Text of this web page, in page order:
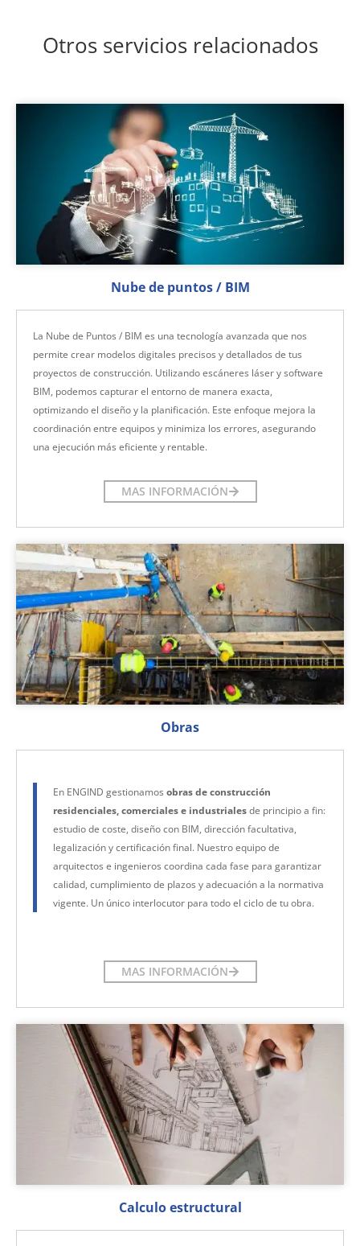
Otros servicios relacionados
Nube de puntos / BIM
La Nube de Puntos / BIM es una tecnología avanzada que nos
permite crear modelos digitales precisos y detallados de tus
proyectos de construcción. Utilizando escáneres láser y software
BIM, podemos capturar el entorno de manera exacta,
optimizando el diseño y la planificación. Este enfoque mejora la
coordinación entre equipos y minimiza los errores, asegurando
una ejecución más eficiente y rentable.
MAS INFORMACIÓN
Obras
En ENGIND gestionamos obras de construcción
residenciales, comerciales e industrialesde principio a fin:
estudio de coste, diseño con BIM, dirección facultativa,
legalización y certificación final. Nuestro equipo de
arquitectos e ingenieros coordina cada fase para garantizar
calidad, cumplimiento de plazos y adecuación a la normativa
vigente. Un único interlocutor para todo el ciclo de tu obra.
MAS INFORMACIÓN
Calculo estructural